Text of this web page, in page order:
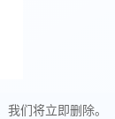
们将立即删除。